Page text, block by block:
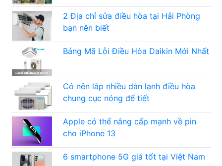
2 Địa chỉ sửa điều hòa tại Hải Phòng
bạn nên biết
Bảng Mã Lỗi Điều Hòa Daikin Mới Nhất
Có nên lắp nhiều dàn lạnh điều hòa
chung cục nóng để tiết
Apple có thể nâng cấp mạnh về pin
cho iPhone 13
6 smartphone 5G giá tốt tại Việt Nam